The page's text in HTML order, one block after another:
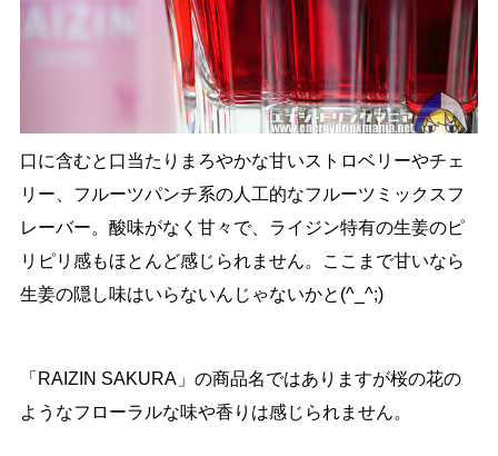
口に含むと口当たりまろやかな甘いストロベリーやチェ
リー、フルーツパンチ系の人工的なフルーツミックスフ
レーバー。酸味がなく甘々で、ライジン特有の生姜のピ
リピリ感もほとんど感じられません。ここまで甘いなら
生姜の隠し味はいらないんじゃないかと(^_^;)
「RAIZIN SAKURA」の商品名ではありますが桜の花の
ようなフローラルな味や香りは感じられません。